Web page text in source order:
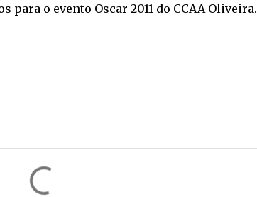
o evento Oscar 2011 do CCAA Oliveira.